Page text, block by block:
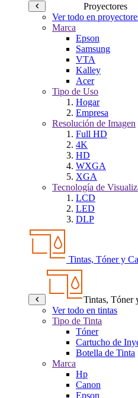
Proyectores
Ver todo en
Marca
Epson
Samsung
VTA
Kalley
Acer
Tipo de Uso
Hogar
Empresa
Resolución de Imagen
Full HD
4K
HD
WXGA
XGA
Tecnología de
LCD
LED
DLP
Tintas, Tóner y
Tintas, Tóner
Ver todo en tintas
Tipo de Tinta
Tóner
Cartucho de
Botella de Tinta
Marca
Hp
Canon
Epson